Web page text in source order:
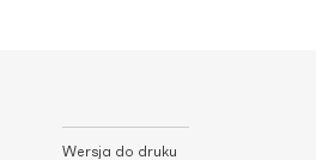
Wersja do druku